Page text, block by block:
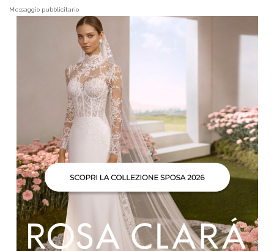
Messaggio pubblicitario